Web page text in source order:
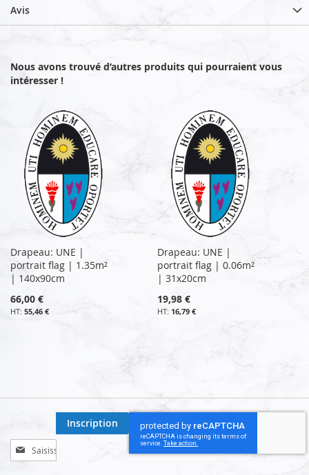
Avis
Nous avons trouvé d’autres produits qui pourraient vous
intéresser !
Drapeau: UNE |
portrait flag | 1.35m²
| 140x90cm
66,00 €
55,46 €
Drapeau: UNE |
portrait flag | 0.06m²
| 31x20cm
19,98 €
16,79 €
Inscription
à
Inscription